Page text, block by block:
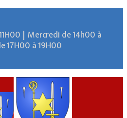
| Mercredi de 14h00 à
17H00 à 19H00